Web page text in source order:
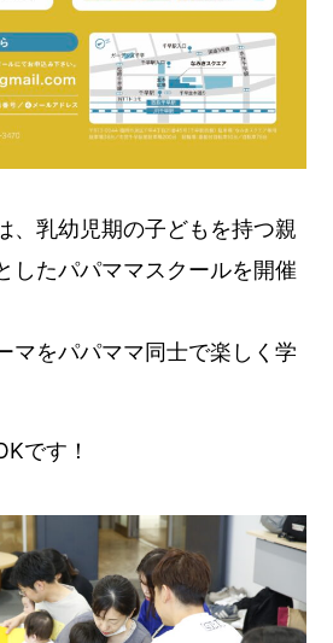
、乳幼児期の子どもを持つ親
したパパママスクールを開催
マをパパママ同士で楽しく学
です！